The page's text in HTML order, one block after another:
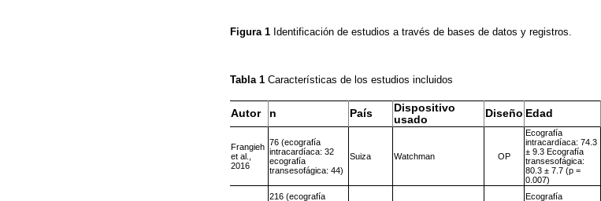
Figura 1 Identificación de estudios a través de bases de datos y registros.
Tabla 1 Características de los estudios incluidos
Autor n País
Dispositivo
usado
Diseño Edad
Frangieh
et al.,
2016
76 (ecografía
intracardíaca: 32
ecografía
transesofágica: 44)
Suiza Watchman OP
Ecografía
intracardíaca: 74.3
± 9.3 Ecografía
transesofágica:
80.3 ± 7.7 (p =
0.007)
216 (ecografía
Ecografía